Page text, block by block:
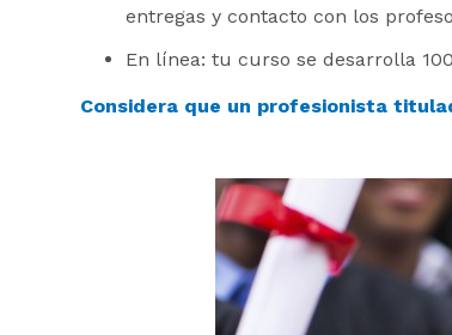
entregas y contacto con los
En línea: tu curso se desarrolla
Considera que un profesionista